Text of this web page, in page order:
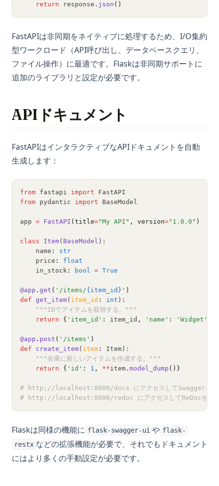
return response . json ()
FastAPIは非同期をネイティブに処理するため、I/O集約
型ワークロード（API呼び出し、データベースクエリ、
ファイル操作）に最適です。Flaskは非同期サポートに
追加のライブラリと設定が必要です。
APIドキュメント
FastAPIはインタラクティブなAPIドキュメントを自動
生成します：
from fastapi import FastAPI
from pydantic import BaseModel
app = FastAPI (title="My API" , version="1.0.0" )
class Item( BaseModel ):
    name
:
str
    price
:
float
    in_stock
: bool = True
@app . get ( '/items/{item_id} ' )
def get_item( item_id : int ):
"""IDでアイテムを取得する。"""
return
{ 'item_id' : item_id , 'name' : 'Widget'
@app . post ( '/items' )
def
create_item( item :
Item):
"""在庫に新しいアイテムを作成する。"""
return
{ 'id' : 1 , **item . model_dump ()}
# http://localhost:8000/docs にアクセスしてSwagger UI
# http://localhost:8000/redoc にアクセスしてReDocを表
Flaskは同様の機能に flask-swagger-ui や flask-
restx などの拡張機能が必要で、それでもドキュメント
にはより多くの手動設定が必要です。